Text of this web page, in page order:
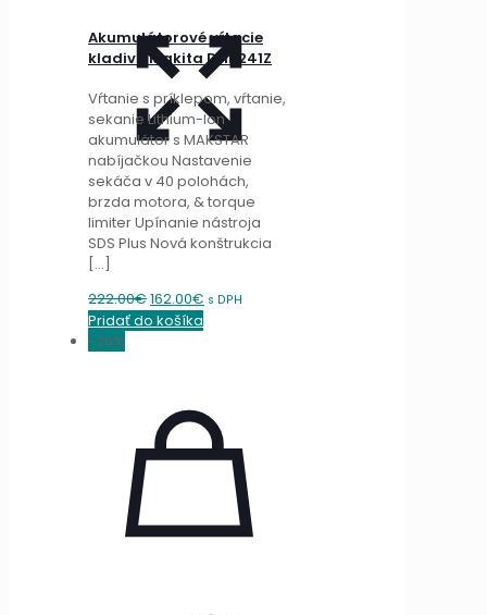
Akumulátorové vŕtacie
kladivo Makita DHR241Z
Vŕtanie s príklepom, vŕtanie,
sekanie Lithium-Ion
akumulátor s MAKSTAR
nabíjačkou Nastavenie
sekáča v 40 polohách,
brzda motora, & torque
limiter Upínanie nástroja
SDS Plus Nová konštrukcia
[…]
222.00€Original
price
162.00€ Current
s DPH
Pridať do košíka
-26%